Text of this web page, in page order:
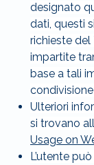
designato
dati, questi
richieste del
impartite
base a tali
Ulteriori
si trovano
Usage on
L’utente